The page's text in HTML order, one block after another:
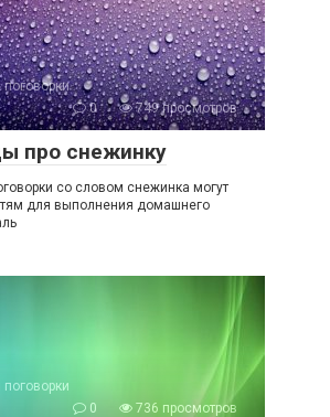
0
749 просмотров
про снежинку
со словом снежинка могут
для выполнения домашнего
0
736 просмотров